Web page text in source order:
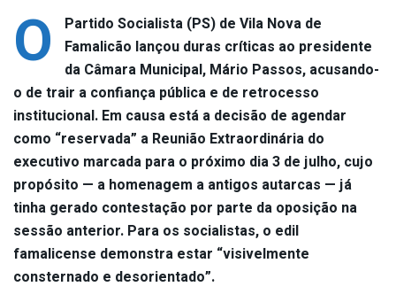
O
Partido Socialista (PS) de Vila Nova de
Famalicão lançou duras críticas ao presidente
da Câmara Municipal, Mário Passos, acusando-
o de trair a confiança pública e de retrocesso
institucional. Em causa está a decisão de agendar
como “reservada” a Reunião Extraordinária do
executivo marcada para o próximo dia 3 de julho, cujo
propósito — a homenagem a antigos autarcas — já
tinha gerado contestação por parte da oposição na
sessão anterior. Para os socialistas, o edil
famalicense demonstra estar “visivelmente
consternado e desorientado”.